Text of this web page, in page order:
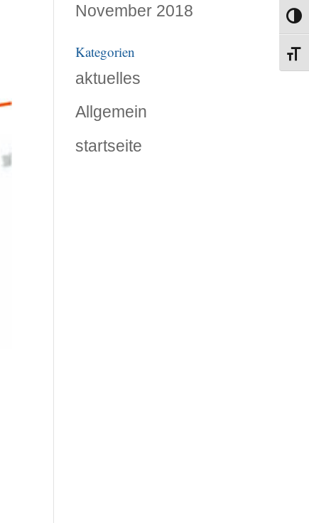
November 2018
Kategorien
aktuelles
Allgemein
startseite